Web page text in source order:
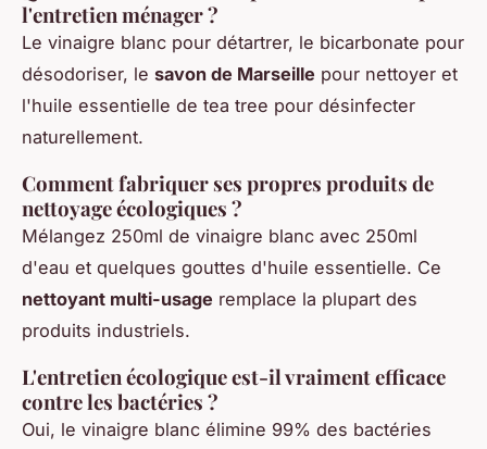
l'entretien ménager ?
Le vinaigre blanc pour détartrer, le bicarbonate pour
désodoriser, le savon de Marseille pour nettoyer et
l'huile essentielle de tea tree pour désinfecter
naturellement.
Comment fabriquer ses propres produits de
nettoyage écologiques ?
Mélangez 250ml de vinaigre blanc avec 250ml
d'eau et quelques gouttes d'huile essentielle. Ce
nettoyant multi-usage remplace la plupart des
produits industriels.
L'entretien écologique est-il vraiment efficace
contre les bactéries ?
Oui, le vinaigre blanc élimine 99% des bactéries